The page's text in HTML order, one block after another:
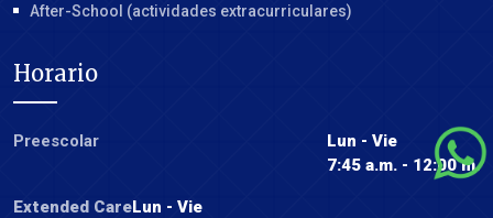
After-School (actividades extracurriculares)
Horario
Preescolar
Lun - Vie
7:45 a.m. - 12:00 m.
Extended CareLun - Vie